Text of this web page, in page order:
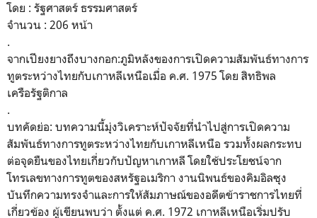
โดย : รัฐศาสตร์ ธรรมศาสตร์
จำนวน : 206 หน้า
.
จากเปียงยางถึงบางกอก:ภูมิหลังของการเปิดความสัมพันธ์ทางการ
ทูตระหว่างไทยกับเกาหลีเหนือเมื่อ ค.ศ. 1975 โดย สิทธิพล
เครือรัฐติกาล
.
บทคัดย่อ: บทความนี้มุ่งวิเคราะห์ปัจจัยที่นำไปสู่การเปิดความ
สัมพันธ์ทางการทูตระหว่างไทยกับเกาหลีเหนือ รวมทั้งผลกระทบ
ต่อจุดยืนของไทยเกี่ยวกับปัญหาเกาหลี โดยใช้ประโยชน์จาก
โทรเลขทางการทูตของสหรัฐอเมริกา งานนิพนธ์ของคิมอิลซุง
บันทึกความทรงจำและการให้สัมภาษณ์ของอดีตข้าราชการไทยที่
เกี่ยวข้อง ผู้เขียนพบว่า ตั้งแต่ ค.ศ. 1972 เกาหลีเหนือเริ่มปรับ